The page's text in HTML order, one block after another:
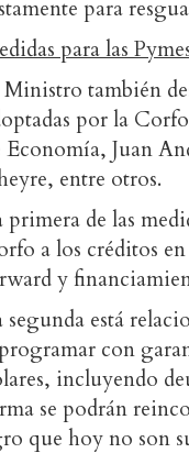
para
para las
también
por la
Economía, Juan
entre otros.
primera de las
a los créditos
y
segunda está
con
incluyendo
se podrán
que hoy no son